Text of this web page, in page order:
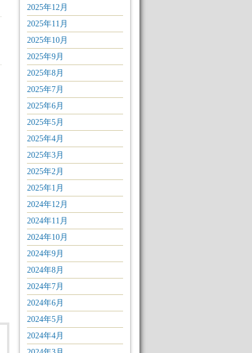
2025年12月
2025年11月
2025年10月
2025年9月
2025年8月
2025年7月
2025年6月
2025年5月
2025年4月
2025年3月
2025年2月
2025年1月
2024年12月
2024年11月
2024年10月
2024年9月
2024年8月
2024年7月
2024年6月
2024年5月
2024年4月